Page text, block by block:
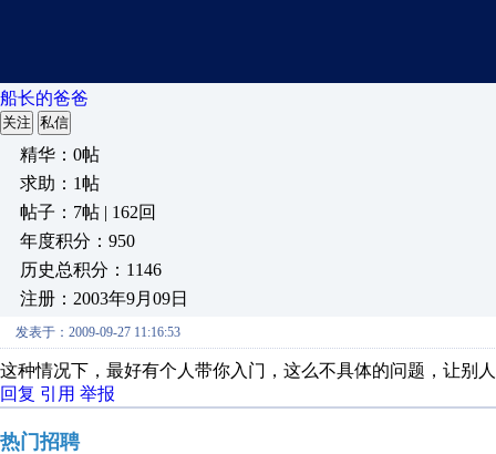
船长的爸爸
关注 私信
精华：0帖
求助：1帖
帖子：7帖 | 162回
年度积分：950
历史总积分：1146
注册：2003年9月09日
发表于：2009-09-27 11:16:53
这种情况下，最好有个人带你入门，这么不具体的问题，让别
回复 引用 举报
热门招聘